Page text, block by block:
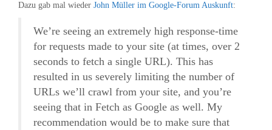
Dazu gab mal wieder John Müller im Google-Forum Auskunft:
We’re seeing an extremely high response-time
for requests made to your site (at times, over 2
seconds to fetch a single URL). This has
resulted in us severely limiting the number of
URLs we’ll crawl from your site, and you’re
seeing that in Fetch as Google as well. My
recommendation would be to make sure that